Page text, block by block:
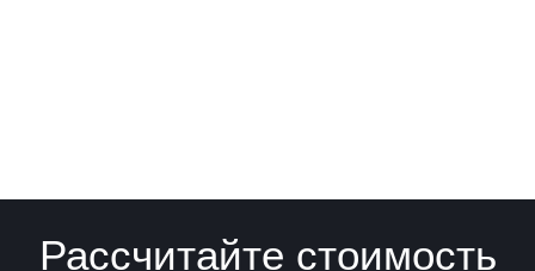
Рассчитайте стоимость